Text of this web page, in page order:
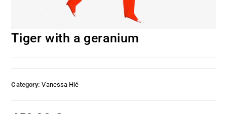
Tiger with a geranium
Category:Vanessa Hié